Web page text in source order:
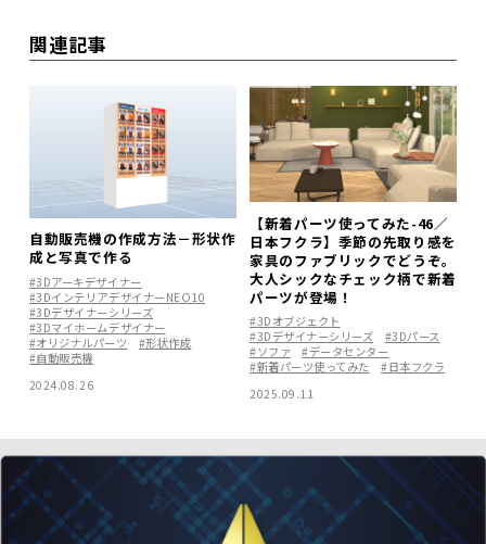
関連記事
自動販売機の作成方法－形状作
成と写真で作る
#3Dアーキデザイナー
#3DインテリアデザイナーNEO10
#3Dデザイナーシリーズ
#3Dマイホームデザイナー
#オリジナルパーツ
#形状作成
#自動販売機
2024.08.26
【新着パーツ使ってみた-46／
日本フクラ】季節の先取り感を
家具のファブリックでどうぞ。
大人シックなチェック柄で新着
パーツが登場！
#3Dオブジェクト
#3Dデザイナーシリーズ
#3Dパース
#ソファ
#データセンター
#新着パーツ使ってみた
#日本フクラ
2025.09.11